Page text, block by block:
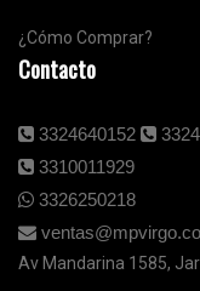
¿Cómo Comprar?
Contacto
3324640152
3310011929
3326250218
Av Mandarina 1585,